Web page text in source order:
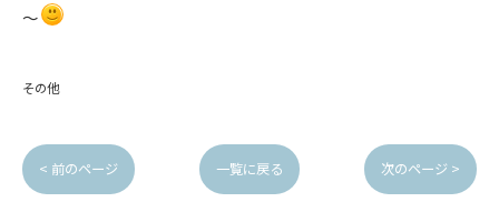
～
その他
< 前のページ 一覧に戻る 次のページ >